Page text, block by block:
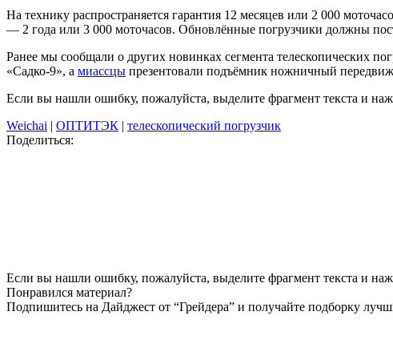
На технику распространяется гарантия 12 месяцев или 2 000
— 2 года или 3 000 моточасов. Обновлённые погрузчики должны
Ранее мы сообщали о других новинках сегмента телескопических
«Садко-9», а миассцы презентовали подъёмник ножничный
Если вы нашли ошибку, пожалуйста, выделите фрагмент текста и
Weichai | ОПТИТЭК | телескопический погрузчик
Поделиться:
Если вы нашли ошибку, пожалуйста, выделите фрагмент текста и
Понравился материал?
Подпишитесь на Дайджест от “Грейдера” и получайте подборку